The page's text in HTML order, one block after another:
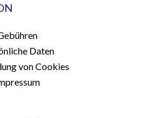
Daten
von Cookies